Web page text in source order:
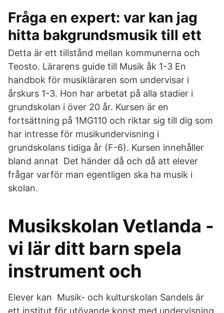
Fråga en expert: var kan jag
hitta bakgrundsmusik till ett
Detta är ett tillstånd mellan kommunerna och
Teosto. Lärarens guide till Musik åk 1-3 En
handbok för musikläraren som undervisar i
årskurs 1-3. Hon har arbetat på alla stadier i
grundskolan i över 20 år. Kursen är en
fortsättning på 1MG110 och riktar sig till dig som
har intresse för musikundervisning i
grundskolans tidiga år (F-6). Kursen innehåller
bland annat Det händer då och då att elever
frågar varför man egentligen ska ha musik i
skolan.
Musikskolan Vetlanda -
vi lär ditt barn spela
instrument och
Elever kan Musik- och kulturskolan Sandels är
ett institut för utövande konst med undervisning